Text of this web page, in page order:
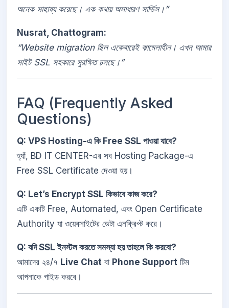
অনেক সাহায্য করেছে। এক কথায় অসাধারণ সার্ভিস।”
Nusrat, Chattogram:
“Website migration ছিল একেবারেই ঝামেলাহীন। এখন আমার
সাইট SSL সহকারে সুরক্ষিত চলছে।”
FAQ (Frequently Asked
Questions)
Q: VPS Hosting-এ কি Free SSL পাওয়া যাবে?
হ্যাঁ, BD IT CENTER-এর সব Hosting Package-এ
Free SSL Certificate দেওয়া হয়।
Q: Let’s Encrypt SSL কিভাবে কাজ করে?
এটি একটি Free, Automated, এবং Open Certificate
Authority যা ওয়েবসাইটের ডেটা এনক্রিপ্ট করে।
Q: যদি SSL ইনস্টল করতে সমস্যা হয় তাহলে কি করবো?
আমাদের ২৪/৭ Live Chat বা Phone Support টিম
আপনাকে গাইড করবে।